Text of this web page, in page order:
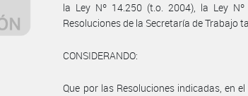
la Ley Nº 14.250 (t.o. 2004), la Ley
Resoluciones de la Secretaría de Trabajo
CONSIDERANDO:
Que por las Resoluciones indicadas, en